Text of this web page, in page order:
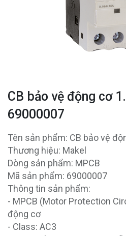
CB bảo vệ động cơ
69000007
Tên sản phẩm: CB bảo vệ
Thương hiệu: Makel
Dòng sản phẩm: MPCB
Mã sản phẩm: 69000007
Thông tin sản phẩm:
- MPCB (Motor Protection
động cơ
- Class: AC3